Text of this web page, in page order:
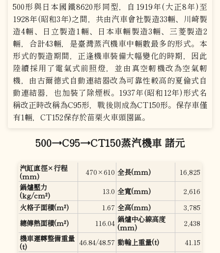
500形與日本國鐵8620形同型，自1919年(大正8年)至
1928年(昭和3年)之間，共由汽車會社製造33輛、川崎製
造4輛、日立製造1輛、日本車輛製造3輛、三菱製造2
輛，合計43輛，是臺灣蒸汽機車中輛數最多的形式。本
形式的製造期間，正逢機車裝備大幅變化的時期，因此
陸續採用了電氣式前照燈，並由真空軔機改為空氣軔
機，由古爾德式自動連結器改為可靠性較高的夏倫式自
動連結器，也加裝了除煙板。1937年(昭和12年)形式名
稱改正時改稱為C95形，戰後則成為CT150形。保存車僅
有1輛，CT152保存於苗栗火車頭園區。
500→C95→CT150蒸汽機車 諸元
汽缸直徑×行程
(mm)
470×610 全長(mm)
16,825
鍋爐壓力
(kg/cm²)
13.0 全寬(mm)
2,616
火格子面積(m²)
1.67 全高(mm)
3,785
總傳熱面積(m²)
116.04 鍋爐中心線高度
(mm)
2,438
機車運轉整備重量
(t)
46.84/48.57 動輪上重量(t)
41.15